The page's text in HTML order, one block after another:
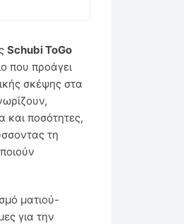
Schubi ToGo
που προάγει
σκέψης στα
και ποσότητες,
τη
ματιού-
για την